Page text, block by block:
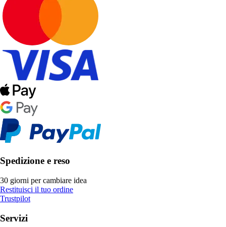
Spedizione e reso
30 giorni per cambiare idea
Restituisci il tuo ordine
Trustpilot
Servizi